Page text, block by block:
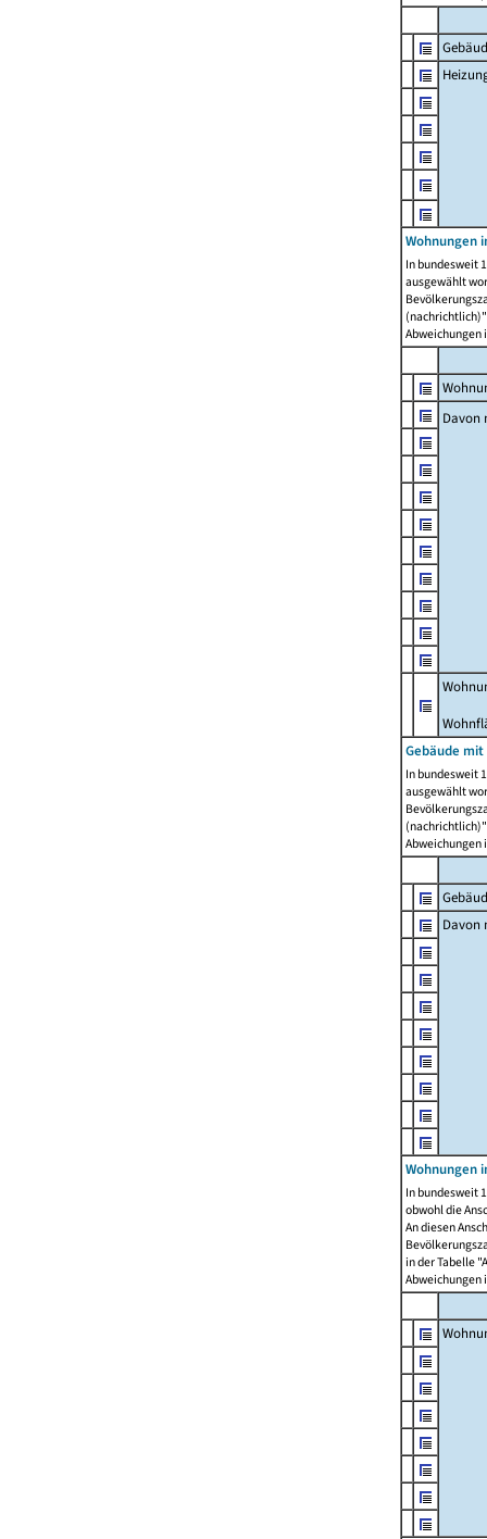
Wohnungen
In bundesweit
ausgewählt
Abweichungen
Davon
Gebäude
In bundesweit
ausgewählt
Abweichungen
Davon
Wohnungen
In bundesweit
obwohl die
An diesen
in der Tabelle
Abweichungen